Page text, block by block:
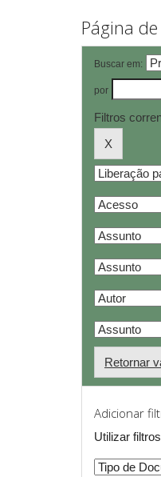
Página
Buscar em:
por
Filtros
Retornar
Adicionar
Utilizar